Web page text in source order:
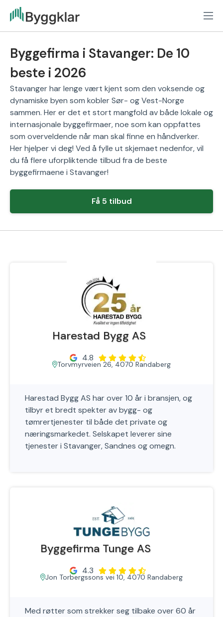
Byggefirma i Stavanger: De 10
beste i 2026
Stavanger har lenge vært kjent som den voksende og
dynamiske byen som kobler Sør- og Vest-Norge
sammen. Her er det et stort mangfold av både lokale og
internasjonale byggefirmaer, noe som kan oppfattes
som overveldende når man skal finne en håndverker.
Her hjelper vi deg! Ved å fylle ut skjemaet nedenfor, vil
du få flere uforpliktende tilbud fra de beste
byggefirmaene i Stavanger!
Få 5 tilbud
Harestad Bygg AS
4.8
Torvmyrveien 26, 4070 Randaberg
Harestad Bygg AS har over 10 år i bransjen, og
tilbyr et bredt spekter av bygg- og
tømrertjenester til både det private og
næringsmarkedet. Selskapet leverer sine
tjenester i Stavanger, Sandnes og omegn.
Byggefirma Tunge AS
4.3
Jon Torbergssons vei 10, 4070 Randaberg
Med røtter som strekker seg tilbake over 60 år